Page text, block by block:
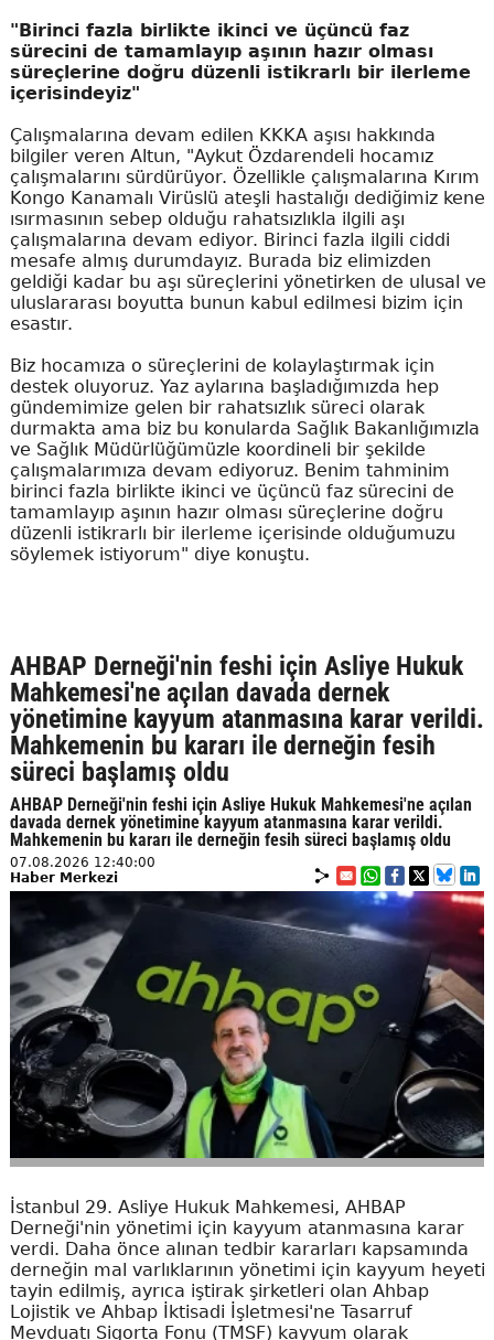
"Birinci fazla birlikte ikinci ve üçüncü faz
sürecini de tamamlayıp aşının hazır olması
süreçlerine doğru düzenli istikrarlı bir ilerleme
içerisindeyiz"
Çalışmalarına devam edilen KKKA aşısı hakkında
bilgiler veren Altun, "Aykut Özdarendeli hocamız
çalışmalarını sürdürüyor. Özellikle çalışmalarına Kırım
Kongo Kanamalı Virüslü ateşli hastalığı dediğimiz kene
ısırmasının sebep olduğu rahatsızlıkla ilgili aşı
çalışmalarına devam ediyor. Birinci fazla ilgili ciddi
mesafe almış durumdayız. Burada biz elimizden
geldiği kadar bu aşı süreçlerini yönetirken de ulusal ve
uluslararası boyutta bunun kabul edilmesi bizim için
esastır.
Biz hocamıza o süreçlerini de kolaylaştırmak için
destek oluyoruz. Yaz aylarına başladığımızda hep
gündemimize gelen bir rahatsızlık süreci olarak
durmakta ama biz bu konularda Sağlık Bakanlığımızla
ve Sağlık Müdürlüğümüzle koordineli bir şekilde
çalışmalarımıza devam ediyoruz. Benim tahminim
birinci fazla birlikte ikinci ve üçüncü faz sürecini de
tamamlayıp aşının hazır olması süreçlerine doğru
düzenli istikrarlı bir ilerleme içerisinde olduğumuzu
söylemek istiyorum" diye konuştu.
AHBAP Derneği'nin feshi için Asliye Hukuk
Mahkemesi'ne açılan davada dernek
yönetimine kayyum atanmasına karar verildi.
Mahkemenin bu kararı ile derneğin fesih
süreci başlamış oldu
AHBAP Derneği'nin feshi için Asliye Hukuk Mahkemesi'ne açılan
davada dernek yönetimine kayyum atanmasına karar verildi.
Mahkemenin bu kararı ile derneğin fesih süreci başlamış oldu
07.08.2026 12:40:00
Haber Merkezi
İstanbul 29. Asliye Hukuk Mahkemesi, AHBAP
Derneği'nin yönetimi için kayyum atanmasına karar
verdi. Daha önce alınan tedbir kararları kapsamında
derneğin mal varlıklarının yönetimi için kayyum heyeti
tayin edilmiş, ayrıca iştirak şirketleri olan Ahbap
Lojistik ve Ahbap İktisadi İşletmesi'ne Tasarruf
Mevduatı Sigorta Fonu (TMSF) kayyum olarak